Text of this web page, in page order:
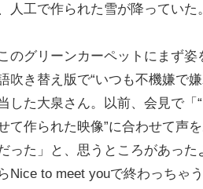
人工で作られた雪が降っていた。
のグリーンカーペットにまず
吹き替え版で“いつも不機嫌で
した大泉さん。以前、会見で「
て作られた映像”に合わせて声
った」と、思うところがあった
Nice to meet youで終わっちゃ